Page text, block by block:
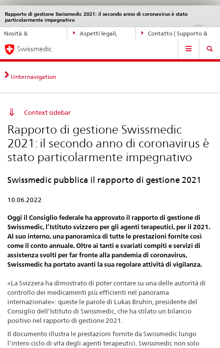
Navigazione
diretta:
novità,
aspetti
legali,
contatto
Novità &
Aspetti legali,
Contatto | Supporto &
Rapporto di gestione Swissmedic 2021: il secondo anno di coronavirus è stato
particolarmente impegnativo
DE IT
Service
navigation
Navigation
Swissmedic
Unternavigation
Context sidebar
Rapporto di gestione Swissmedic
2021: il secondo anno di coronavirus è
stato particolarmente impegnativo
Swissmedic pubblica il rapporto di gestione 2021
10.06.2022
Oggi il Consiglio federale ha approvato il rapporto di gestione di
Swissmedic, l’Istituto svizzero per gli agenti terapeutici, per il 2021.
Al suo interno, una panoramica di tutte le prestazioni fornite così
come il conto annuale. Oltre ai tanti e svariati compiti e servizi di
assistenza svolti per far fronte alla pandemia di coronavirus,
Swissmedic ha portato avanti la sua regolare attività di vigilanza.
«La Svizzera ha dimostrato di poter contare su una delle autorità di
controllo dei medicamenti più efficienti nel panorama
internazionale»: queste le parole di Lukas Bruhin, presidente del
Consiglio dell’Istituto di Swissmedic, che ha stilato un bilancio
positivo nel rapporto di gestione 2021.
Il documento illustra le prestazioni fornite da Swissmedic lungo
l’intero ciclo di vita degli agenti terapeutici. Swissmedic non solo